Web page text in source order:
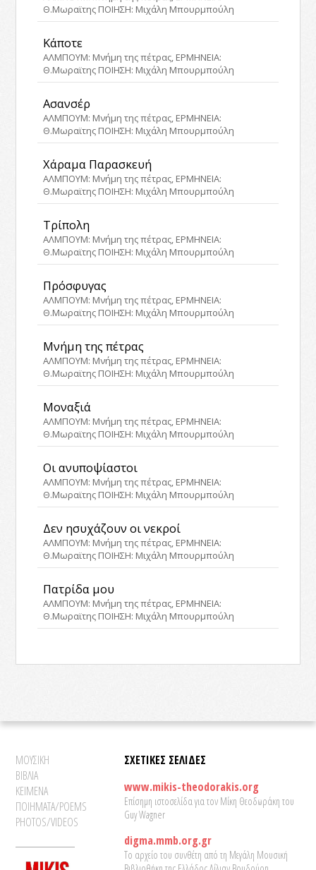
Θ.Μωραϊτης ΠΟΙΗΣΗ: Μιχάλη Μπουρμπούλη
Κάποτε
ΑΛΜΠΟΥΜ: Μνήμη της πέτρας, ΕΡΜΗΝΕΙΑ:
Θ.Μωραϊτης ΠΟΙΗΣΗ: Μιχάλη Μπουρμπούλη
Ασανσέρ
ΑΛΜΠΟΥΜ: Μνήμη της πέτρας, ΕΡΜΗΝΕΙΑ:
Θ.Μωραϊτης ΠΟΙΗΣΗ: Μιχάλη Μπουρμπούλη
Χάραμα Παρασκευή
ΑΛΜΠΟΥΜ: Μνήμη της πέτρας, ΕΡΜΗΝΕΙΑ:
Θ.Μωραϊτης ΠΟΙΗΣΗ: Μιχάλη Μπουρμπούλη
Τρίπολη
ΑΛΜΠΟΥΜ: Μνήμη της πέτρας, ΕΡΜΗΝΕΙΑ:
Θ.Μωραϊτης ΠΟΙΗΣΗ: Μιχάλη Μπουρμπούλη
Πρόσφυγας
ΑΛΜΠΟΥΜ: Μνήμη της πέτρας, ΕΡΜΗΝΕΙΑ:
Θ.Μωραϊτης ΠΟΙΗΣΗ: Μιχάλη Μπουρμπούλη
Μνήμη της πέτρας
ΑΛΜΠΟΥΜ: Μνήμη της πέτρας, ΕΡΜΗΝΕΙΑ:
Θ.Μωραϊτης ΠΟΙΗΣΗ: Μιχάλη Μπουρμπούλη
Μοναξιά
ΑΛΜΠΟΥΜ: Μνήμη της πέτρας, ΕΡΜΗΝΕΙΑ:
Θ.Μωραϊτης ΠΟΙΗΣΗ: Μιχάλη Μπουρμπούλη
Οι ανυποψίαστοι
ΑΛΜΠΟΥΜ: Μνήμη της πέτρας, ΕΡΜΗΝΕΙΑ:
Θ.Μωραϊτης ΠΟΙΗΣΗ: Μιχάλη Μπουρμπούλη
Δεν ησυχάζουν οι νεκροί
ΑΛΜΠΟΥΜ: Μνήμη της πέτρας, ΕΡΜΗΝΕΙΑ:
Θ.Μωραϊτης ΠΟΙΗΣΗ: Μιχάλη Μπουρμπούλη
Πατρίδα μου
ΑΛΜΠΟΥΜ: Μνήμη της πέτρας, ΕΡΜΗΝΕΙΑ:
Θ.Μωραϊτης ΠΟΙΗΣΗ: Μιχάλη Μπουρμπούλη
ΜΟΥΣΙΚΗ
ΒΙΒΛΙΑ
ΚΕΙΜΕΝΑ
ΠΟΙΗΜΑΤΑ/POEMS
PHOTOS/VIDEOS
ΣΧΕΤΙΚΕΣ ΣΕΛΙΔΕΣ
www.mikis-theodorakis.org
Επίσημη ιστοσελίδα για τον Μίκη Θεοδωράκη του
Guy Wagner
digma.mmb.org.gr
Το αρχείο του συνθέτη από τη Μεγάλη Μουσική